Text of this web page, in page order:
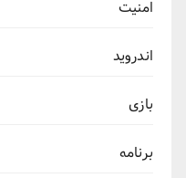
امنیت
اندروید
بازی
برنامه